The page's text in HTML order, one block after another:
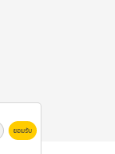
ยอมรับ